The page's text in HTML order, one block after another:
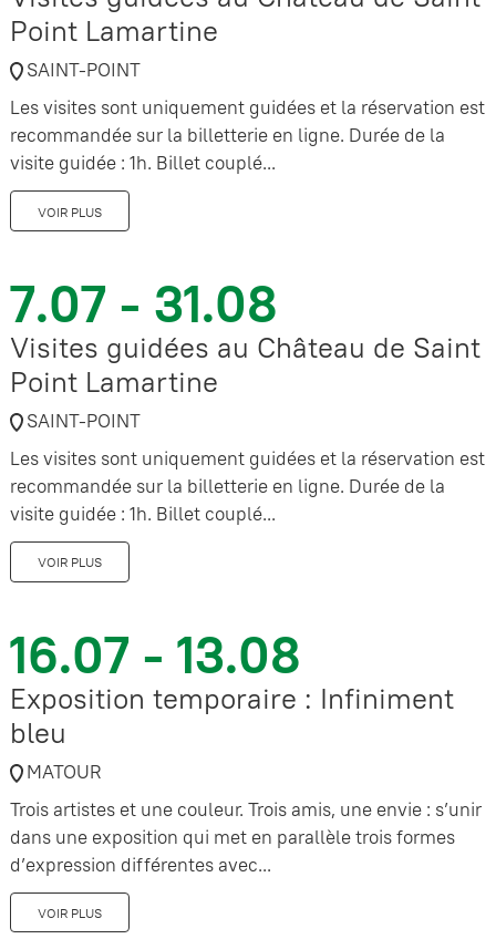
Point Lamartine
SAINT-POINT
Les visites sont uniquement guidées et la réservation est
recommandée sur la billetterie en ligne. Durée de la
visite guidée : 1h. Billet couplé...
VOIR PLUS
7.07 - 31.08
Visites guidées au Château de Saint
Point Lamartine
SAINT-POINT
Les visites sont uniquement guidées et la réservation est
recommandée sur la billetterie en ligne. Durée de la
visite guidée : 1h. Billet couplé...
VOIR PLUS
16.07 - 13.08
Exposition temporaire : Infiniment
bleu
MATOUR
Trois artistes et une couleur. Trois amis, une envie : s’unir
dans une exposition qui met en parallèle trois formes
d’expression différentes avec...
VOIR PLUS